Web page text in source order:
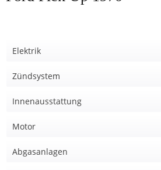
Elektrik
Zündsystem
Innenausstattung
Motor
Abgasanlagen